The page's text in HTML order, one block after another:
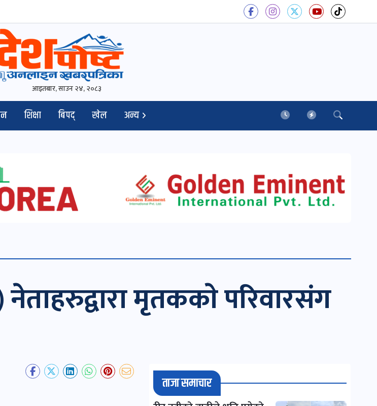
आइतबार, साउन २४, २०८३
शिक्षा बिपद् खेल अन्य
नेताहरुद्वारा मृतककाे परिवारसंग
ताजा समाचार